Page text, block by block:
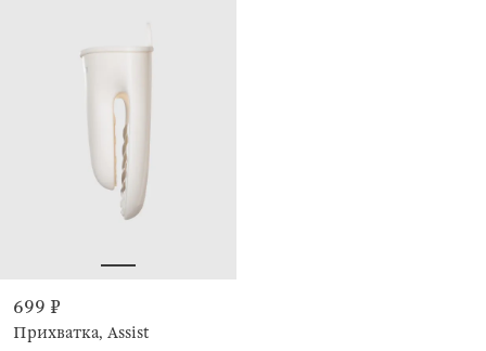
699 ₽
Прихватка, Assist